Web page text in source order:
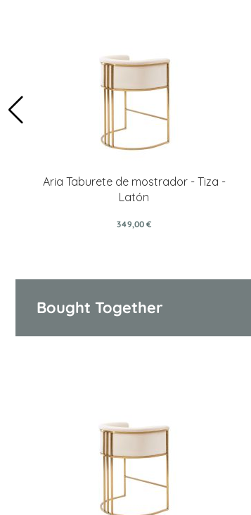
Aria Taburete de mostrador - Tiza -
Latón
349,00 €
Bought Together